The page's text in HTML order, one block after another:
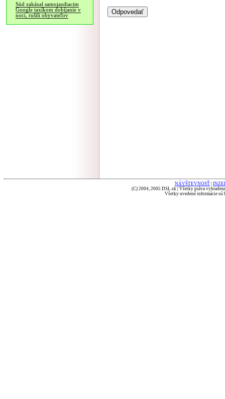
Súd zakázal samojazdiacim
Google taxíkom dobíjanie v
noci, rušili obyvateľov
NÁVŠTEVNOSŤ
(C) 2004, 2005 DSL.sk | Všetky práva
Všetky uvedené informácie sú